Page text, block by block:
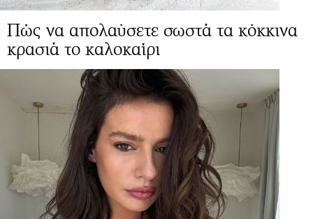
Πώς να απολαύσετε σωστά τα κόκκινα
κρασιά το καλοκαίρι